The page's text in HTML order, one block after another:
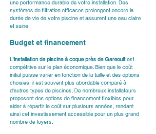
une performance durable de votre installation. Des
systèmes de filtration efficaces prolongent encore la
durée de vie de votre piscine et assurent une eau claire
et saine.
Budget et financement
L'installation de piscine à coque près de Gareoult est
compétitive sur le plan économique. Bien que le coût
initial puisse varier en fonction de la taille et des options
choisies, il est souvent plus abordable comparé à
d'autres types de piscines. De nombreux installateurs
proposent des options de financement flexibles pour
aider à répartir le coût sur plusieurs années, rendant
ainsi cet investissement accessible pour un plus grand
nombre de foyers.